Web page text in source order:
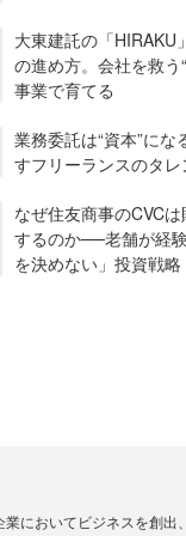
大東建託の「HIRAKU
の進め方。会社を救う
事業で育てる
業務委託は“資本”に
すフリーランスのタ
なぜ住友商事のCVC
するのか──老舗が経
を決めない」投資戦略
においてビジネスを創出